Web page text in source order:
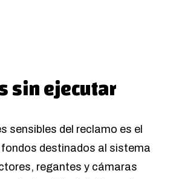
sin ejecutar
sensibles del reclamo es el
destinados al sistema
regantes y cámaras